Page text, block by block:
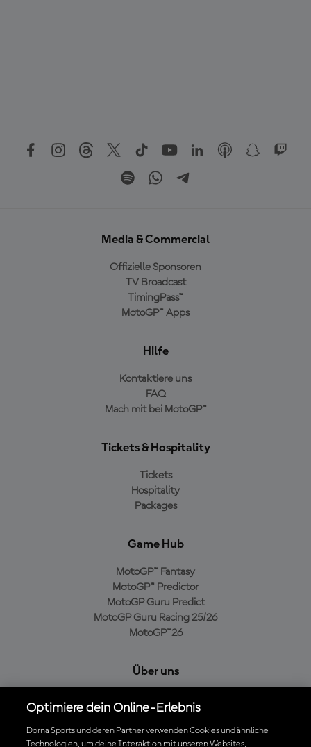
Media & Commercial
Offizielle Sponsoren
TV Broadcast
TimingPass™
MotoGP™ Apps
Hilfe
Kontaktiere uns
FAQ
Mach mit bei MotoGP™
Tickets & Hospitality
Tickets
Hospitality
Packages
Game Hub
MotoGP™ Fantasy
MotoGP™ Predictor
MotoGP Guru Predict
MotoGP Guru Racing 25/26
MotoGP™26
Über uns
Cookie-Richtlinien
Geschäftsbedingungen
Optimiere dein Online-Erlebnis
Dorna Sports und deren Partner verwenden Cookies und ähnliche
Technologien, um deine Interaktion mit unseren Websites,